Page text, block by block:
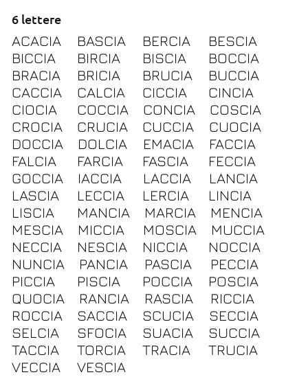
6 lettere
ACACIA BASCIA BERCIA
BESCIA
BICCIA
BIRCIA BISCIA
BOCCIA
BRACIA
BRICIA BRUCIA
BUCCIA
CACCIA
CALCIA CICCIA
CINCIA
CIOCIA
COCCIA CONCIA
COSCIA
CROCIA
CRUCIA CUCCIA
CUOCIA
DOCCIA
DOLCIA EMACIA
FACCIA
FALCIA
FARCIA FASCIA
FECCIA
GOCCIA
IACCIA LACCIA
LANCIA
LASCIA
LECCIA LERCIA
LINCIA
LISCIA
MANCIA MARCIA
MENCIA
MESCIA
MICCIA MOSCIA
MUCCIA
NECCIA
NESCIA NICCIA
NOCCIA
NUNCIA
PANCIA PASCIA
PECCIA
PICCIA
PISCIA POCCIA
POSCIA
QUOCIA
RANCIA RASCIA
RICCIA
ROCCIA
SACCIA SCUCIA
SECCIA
SELCIA
SFOCIA SUACIA
SUCCIA
TACCIA
TORCIA TRACIA
TRUCIA
VECCIA
VESCIA